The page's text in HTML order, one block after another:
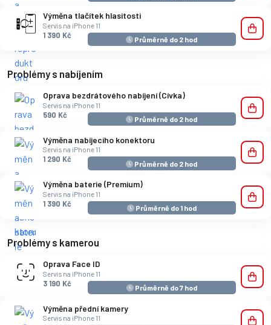
Výměna tlačítek hlasitosti
Servis na iPhone 11
1 390 Kč
Průměrně do 2 hod
Problémy s nabíjením
Oprava bezdrátového nabíjení (Cívka)
Servis na iPhone 11
590 Kč
Průměrně do 2 hod
Výměna nabíjecího konektoru
Servis na iPhone 11
1 290 Kč
Průměrně do 2 hod
Výměna baterie (Premium)
Servis na iPhone 11
1 390 Kč
Průměrně do 1 hod
Problémy s kamerou
Oprava Face ID
Servis na iPhone 11
3 190 Kč
Průměrně do 7 hod
Výměna přední kamery
Servis na iPhone 11